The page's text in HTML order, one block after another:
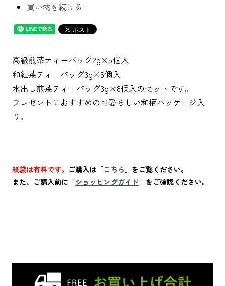
買い物を続ける
高級煎茶ティーバッグ2g×5個入
和紅茶ティーバッグ3g×5個入
水出し煎茶ティーバッグ3g×8個入のセットです。
プレゼントにおすすめの可愛らしい和柄パッケージ入
り。
紙袋は有料です。 ご購入は「こちら 」をご覧ください。
また、ご購入前に「ショッピングガイド 」をご確認ください。